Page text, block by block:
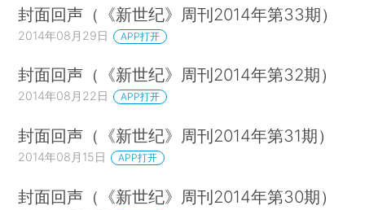
封面回声（《新世纪》周刊2014年第33期）
2014年08月29日 APP打开
封面回声（《新世纪》周刊2014年第32期）
2014年08月22日 APP打开
封面回声（《新世纪》周刊2014年第31期）
2014年08月15日 APP打开
封面回声（《新世纪》周刊2014年第30期）